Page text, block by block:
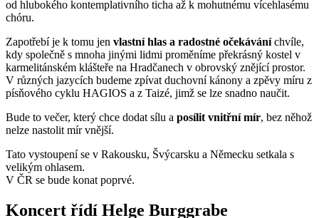
od hlubokého kontemplativního ticha až k mohutnému vícehlasému
chóru.
Zapotřebí je k tomu jen vlastní hlas a radostné očekáváníchvíle,
kdy společně s mnoha jinými lidmi proměníme překrásný kostel v
karmelitánském klášteře na Hradčanech v obrovský znějící prostor.
V různých jazycích budeme zpívat duchovní kánony a zpěvy míru z
písňového cyklu HAGIOS a z Taizé, jimž se lze snadno naučit.
Bude to večer, který chce dodat sílu a posílit vnitřní mír, bez něhož
nelze nastolit mír vnější.
Tato vystoupení se v Rakousku, Švýcarsku a Německu setkala s
velikým ohlasem.
V ČR se bude konat poprvé.
Koncert řídí Helge Burggrabe